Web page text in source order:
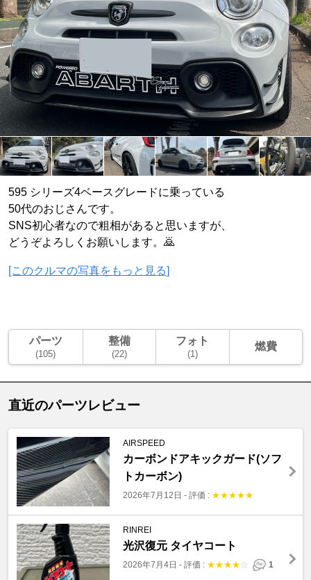
595 シリーズ4ベースグレードに乗っている
50代のおじさんです。
SNS初心者なので粗相があると思いますが、
どうぞよろしくお願いします。🙇
[このクルマの写真をもっと見る]
パーツ
(105)
整備
(22)
フォト
(1)
燃費
直近のパーツレビュー
AIRSPEED
カーボンドアキックガード(ソフ
トカーボン)
2026年7月12日 - 評価 : ★★★★★
RINREI
光沢復元 タイヤコート
2026年7月4日 - 評価 : ★★★★ ☆ 1